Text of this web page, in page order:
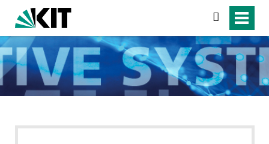
search